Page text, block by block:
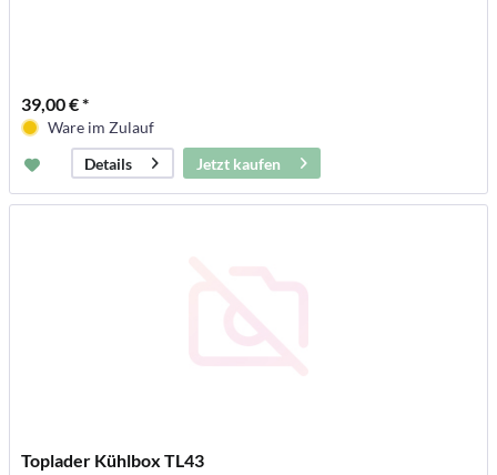
39,00 € *
Ware im Zulauf
Details
Jetzt kaufen
Toplader Kühlbox TL43